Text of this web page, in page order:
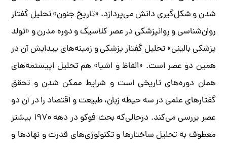
شدن و شکل‌گیری دانش می‌پردازد. «تاریخ جنون» تحلیل گفتار
روان‌شناسی و روانپزشکی در عصر کلاسیک و دوره مدرن و «تولد
پزشکی بالینی» تحلیل گفتار پزشکی و زمینه‌های پیدایش آن در
همین دو عصر است. «الفاظ و اشیا» هم تحلیل اپیستمه‌های
همان دوره‌های تاریخی است و شرایط ممکن شدن و تحقق
گفتارهای علمی در سه حیطه زبان، طبیعت و اقتصاد را در آن دو
عصر بررسی می‌کند. درحالی‌که بحث فوکو در دهه ۱۹۷۰ بیشتر
معطوف به تحلیل ساختارها و تکنولوژی‌های قدرت و نهادها و